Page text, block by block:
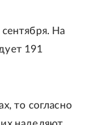
На
191
то согласно